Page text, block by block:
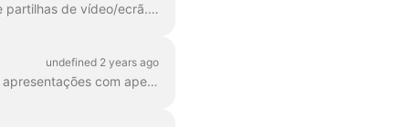
O Wave.video permite-lhe criar várias cenas com vários layouts, imagens, várias câmaras e partilhas de vídeo/ecrã. Isto irá elevar o seu nível de...
undefined 2 years ago
O Wave.video studio ficou ainda mais impressionante e prático! Aprenda a mostrar as suas apresentações com apenas alguns cliques. Pode fazer um webinar completo (para...